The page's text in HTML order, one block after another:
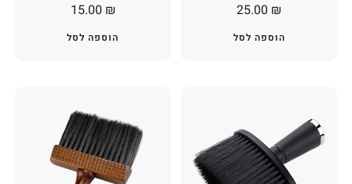
15.00 ₪
הוספה לסל
25.00 ₪
הוספה לסל